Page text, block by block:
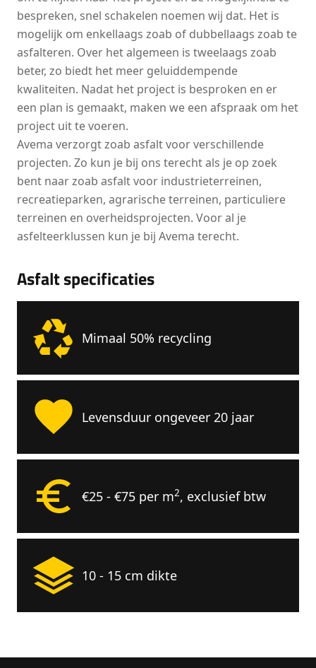
bespreken, snel schakelen noemen wij dat. Het is
mogelijk om enkellaags zoab of dubbellaags zoab te
asfalteren. Over het algemeen is tweelaags zoab
beter, zo biedt het meer geluiddempende
kwaliteiten. Nadat het project is besproken en er
een plan is gemaakt, maken we een afspraak om het
project uit te voeren.
Avema verzorgt zoab asfalt voor verschillende
projecten. Zo kun je bij ons terecht als je op zoek
bent naar zoab asfalt voor industrieterreinen,
recreatieparken, agrarische terreinen, particuliere
terreinen en overheidsprojecten. Voor al je
asfelteerklussen kun je bij Avema terecht.
Asfalt specificaties
Mimaal 50% recycling
Levensduur ongeveer 20 jaar
€25 - €75 per m2, exclusief btw
10 - 15 cm dikte